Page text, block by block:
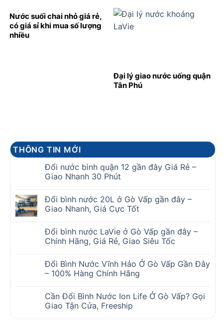
Nước suối chai nhỏ giá rẻ,
có giá sỉ khi mua số lượng
nhiều
Đại lý giao nước uống quận
Tân Phú
THÔNG TIN MỚI
Đổi nước bình quận 12 gần đây Giá Rẻ –
Giao Nhanh 30 Phút
Đổi bình nước 20L ở Gò Vấp gần đây –
Giao Nhanh, Giá Cực Tốt
Đổi bình nước LaVie ở Gò Vấp gần đây –
Chính Hãng, Giá Rẻ, Giao Siêu Tốc
Đổi Bình Nước Vĩnh Hảo Ở Gò Vấp Gần Đây
– 100% Hàng Chính Hãng
Cần Đổi Bình Nước Ion Life Ở Gò Vấp? Gọi
Giao Tận Cửa, Freeship